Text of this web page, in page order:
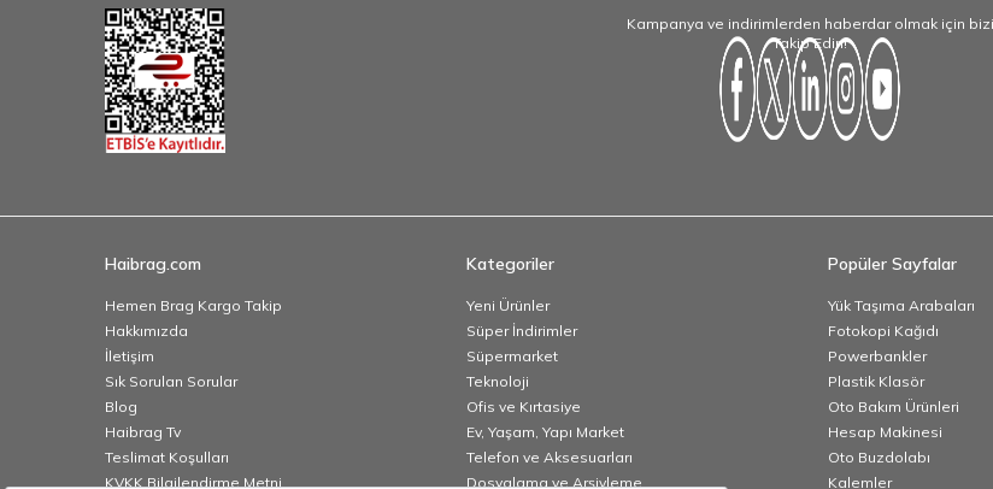
Kampanya ve indirimlerden haberdar olmak için bizi
Takip Edin!
Haibrag.com
Hemen Brag Kargo Takip
Hakkımızda
İletişim
Sık Sorulan Sorular
Blog
Haibrag Tv
Teslimat Koşulları
KVKK Bilgilendirme Metni
Kategoriler
Yeni Ürünler
Süper İndirimler
Süpermarket
Teknoloji
Ofis ve Kırtasiye
Ev, Yaşam, Yapı Market
Telefon ve Aksesuarları
Dosyalama ve Arşivleme
Popüler Sayfalar
Yük Taşıma Arabaları
Fotokopi Kağıdı
Powerbankler
Plastik Klasör
Oto Bakım Ürünleri
Hesap Makinesi
Oto Buzdolabı
Kalemler